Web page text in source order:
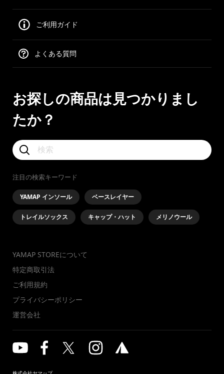
ご利用ガイド
よくある質問
お探しの商品は見つかりまし
たか？
注目の検索キーワード
YAMAP インソール ベースレイヤー
トレイルソックス キャップ・ハット メリノウール
YAMAP STOREについて
特定商取引法
ご利用規約
プライバシーポリシー
運営会社